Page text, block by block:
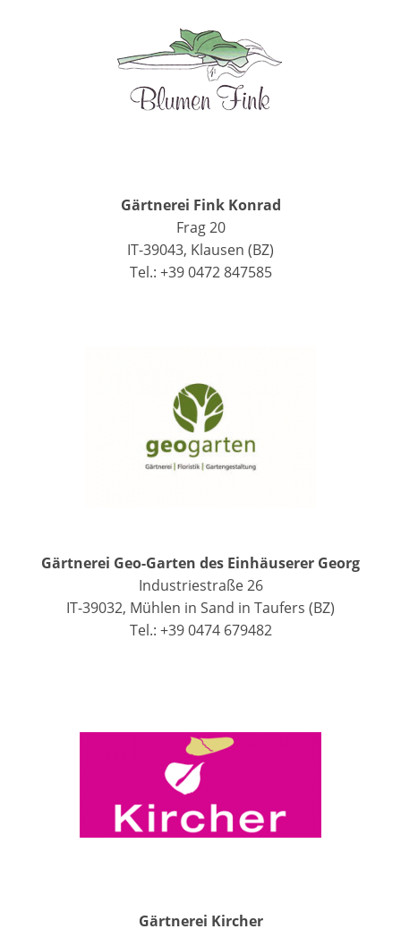
Gärtnerei Fink Konrad
Frag 20
IT-39043, Klausen (BZ)
Tel.: +39 0472 847585
Gärtnerei Geo-Garten des Einhäuserer Georg
Industriestraße 26
IT-39032, Mühlen in Sand in Taufers (BZ)
Tel.: +39 0474 679482
Gärtnerei Kircher